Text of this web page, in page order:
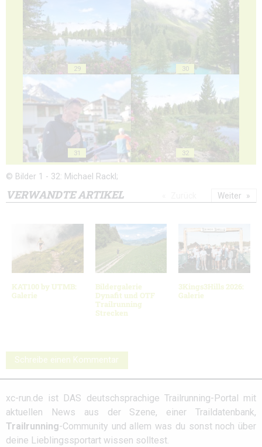
29 30
31 32
© Bilder 1 - 32: Michael Rackl;
VERWANDTE ARTIKEL
KAT100 by UTMB:
Galerie
Bildergalerie
Dynafit und OTF
Trailrunning
Strecken
3Kings3Hills 2026:
Galerie
Weiter
Schreibe einen Kommentar
xc-run.de ist DAS deutschsprachige Trailrunning-Portal mit
aktuellen News aus der Szene, einer Traildatenbank,
Trailrunning-Community und allem was du sonst noch über
deine Lieblingssportart wissen solltest.